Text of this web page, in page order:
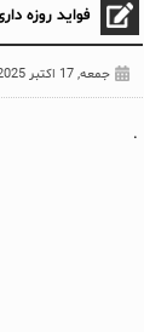
فواید روزه
جمعه, 17 اکتبر 2025
.